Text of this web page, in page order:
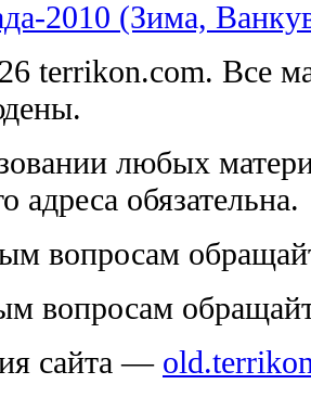
2010 (Зима,
terrikon.com. Все
любых
адреса обязательна.
вопросам
вопросам
сайта —